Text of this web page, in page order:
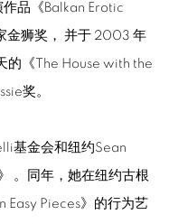
作品《Balkan Erotic
金狮奖， 并于 2003 年
的《The House with the
奖。
基金会和纽约Sean
。同年，她在纽约古根
Easy Pieces》的行为艺